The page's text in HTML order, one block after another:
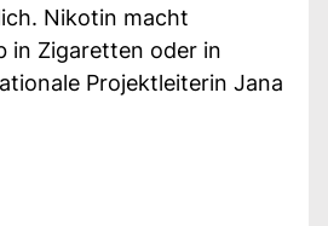
Nikotin macht
in Zigaretten oder in
Projektleiterin Jana